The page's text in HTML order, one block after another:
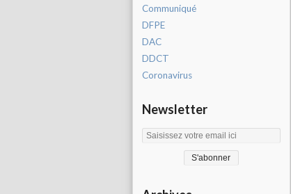
Communiqué
DFPE
DAC
DDCT
Coronavirus
Newsletter